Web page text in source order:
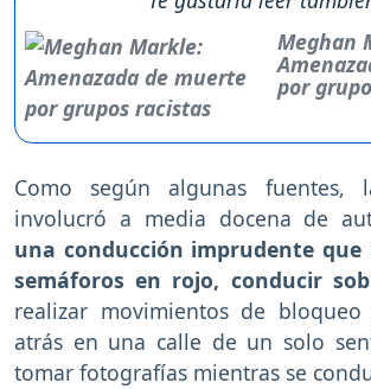
Meghan
por
Como según algunas fuentes,
involucró a media docena de
una conducción imprudente
semáforos en rojo, conducir
realizar movimientos de
atrás en una calle de un solo
tomar fotografías mientras se